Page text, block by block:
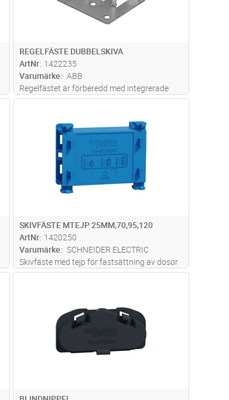
REGELFÄSTE DUBBELSKIVA
ArtNr 1422235
Varumärke
ABB
Regelfästet är förberedd med integrerade
spikbleck för träregel. Vid montage av
användas som distansmått vid
dosmontering. Kan även monteras på
plåtregel med skr
...läs mer
SKIVFÄSTE MTEJP 25MM,70,95,120
ArtNr 1420250
Varumärke
SCHNEIDER ELECTRIC
Skivfäste med tejp för fastsättning av dosor
mellan skivor, 25mm, 70, 95, 120.